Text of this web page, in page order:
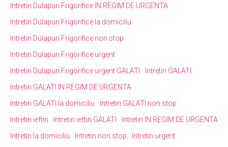
Intretin Dulapuri Frigorifice IN REGIM DE URGENTA
Intretin Dulapuri Frigorifice la domiciliu
Intretin Dulapuri Frigorifice non stop
Intretin Dulapuri Frigorifice urgent
Intretin Dulapuri Frigorifice urgent GALATI
Intretin GALATI
Intretin GALATI IN REGIM DE URGENTA
Intretin GALATI la domiciliu
Intretin GALATI non stop
Intretin ieftin
Intretin ieftin GALATI
Intretin IN REGIM DE URGENTA
Intretin la domiciliu
Intretin non stop
Intretin urgent